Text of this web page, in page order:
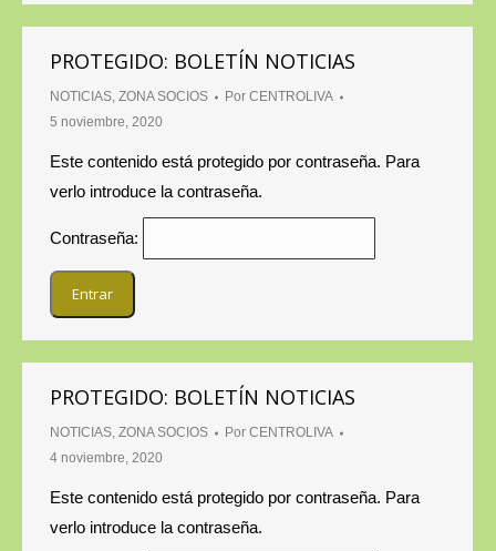
PROTEGIDO: BOLETÍN NOTICIAS
NOTICIAS, ZONA SOCIOS Por CENTROLIVA
5 noviembre, 2020
Este contenido está protegido por contraseña. Para
verlo introduce la contraseña.
Contraseña:
PROTEGIDO: BOLETÍN NOTICIAS
NOTICIAS, ZONA SOCIOS Por CENTROLIVA
4 noviembre, 2020
Este contenido está protegido por contraseña. Para
verlo introduce la contraseña.